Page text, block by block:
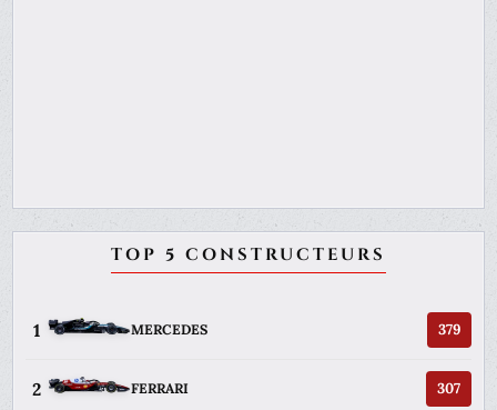
TOP 5 CONSTRUCTEURS
1 MERCEDES 379
2 FERRARI 307